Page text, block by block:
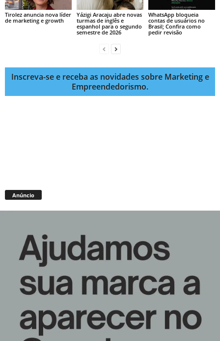
Tirolez anuncia nova líder
de marketing e growth
Yázigi Aracaju abre novas
turmas de inglês e
espanhol para o segundo
semestre de 2026
WhatsApp bloqueia
contas de usuários no
Brasil; Confira como
pedir revisão
Inscreva-se e receba as novidades sobre Marketing e
Empreendedorismo.
Anúncio